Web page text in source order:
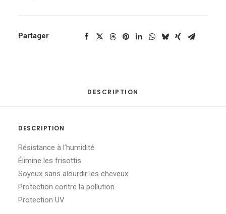
Partager
DESCRIPTION
DESCRIPTION
Résistance à l’humidité
Élimine les frisottis
Soyeux sans alourdir les cheveux
Protection contre la pollution
Protection UV